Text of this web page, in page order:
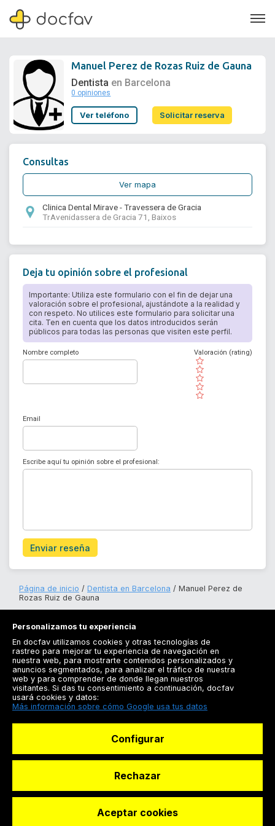
Soporte
Manuel Perez de Rozas Ruiz de Gauna
Dentista en Barcelona
0 opiniones
Ver teléfono Solicitar reserva
Consultas
Ver mapa
Clinica Dental Mirave - Travessera de Gracia
TrAvenidassera de Gracia 71, Baixos
Deja tu opinión sobre el profesional
Importante: Utiliza este formulario con el fin de dejar una
valoración sobre el profesional, ajustándote a la realidad y
con respeto. No utilices este formulario para solicitar una
cita. Ten en cuenta que los datos introducidos serán
públicos para todas las personas que visiten este perfil.
Nombre completo
( )
( )
( )
( )
( )
Valoración (rating)
Email
Escribe aquí tu opinión sobre el profesional:
Enviar reseña
Página de inicio Dentista en Barcelona
Manuel Perez de
Rozas Ruiz de Gauna
Registrarse
Docfav
© Dashboard Technologies S.L
Personalizamos tu experiencia
En docfav utilizamos cookies y otras tecnologías de
rastreo para mejorar tu experiencia de navegación en
nuestra web, para mostrarte contenidos personalizados y
anuncios segmentados, para analizar el tráfico de nuestra
web y para comprender de donde llegan nuestros
visitantes. Si das tu consentimiento a continuación, docfav
usará cookies y datos:
Más información sobre cómo Google usa tus datos
Configurar
Rechazar
Aceptar cookies